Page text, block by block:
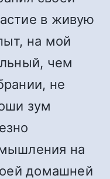
в живую
на мой
чем
не
зум
на
домашней